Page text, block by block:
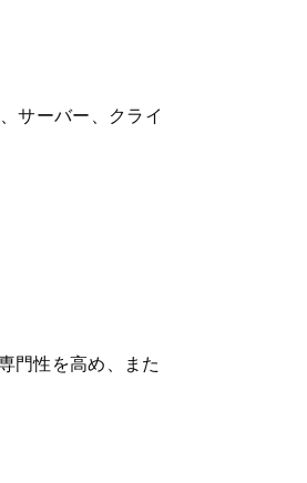
サーバー、クライ
門性を高め、また